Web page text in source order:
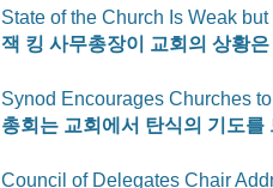
State of the Church Is Weak
잭 킹 사무총장이 교회의 상황
Synod Encourages Churches
총회는 교회에서 탄식의 기도
Council of Delegates Chair